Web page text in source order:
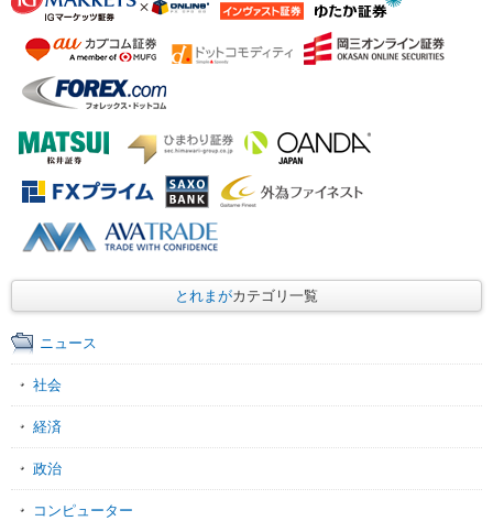
とれまがカテゴリ一覧
ニュース
社会
経済
政治
コンピューター